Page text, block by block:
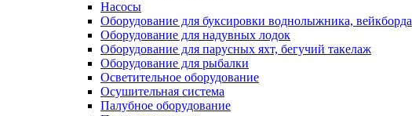
Насосы
Оборудование для буксировки воднолыжника, вейкборда
Оборудование для надувных лодок
Оборудование для парусных яхт, бегучий такелаж
Оборудование для рыбалки
Осветительное оборудование
Осушительная система
Палубное оборудование